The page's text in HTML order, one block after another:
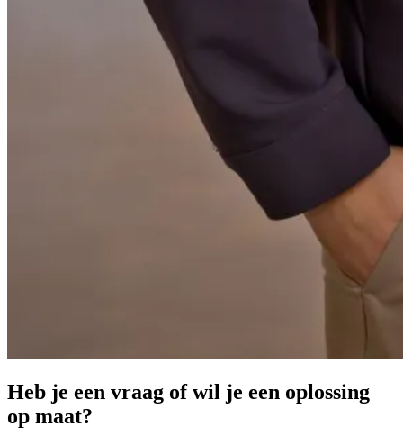
Heb je een vraag of wil je een oplossing
op maat?